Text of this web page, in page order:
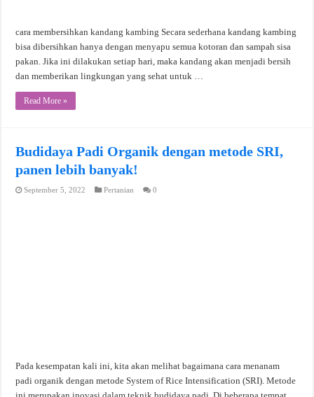
cara membersihkan kandang kambing Secara sederhana kandang kambing
bisa dibersihkan hanya dengan menyapu semua kotoran dan sampah sisa
pakan. Jika ini dilakukan setiap hari, maka kandang akan menjadi bersih
dan memberikan lingkungan yang sehat untuk …
Read More »
Budidaya Padi Organik dengan metode SRI,
panen lebih banyak!
September 5, 2022 Pertanian 0
Pada kesempatan kali ini, kita akan melihat bagaimana cara menanam
padi organik dengan metode System of Rice Intensification (SRI). Metode